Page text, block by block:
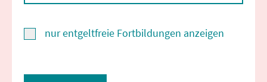
nur entgeltfreie Fortbildungen anzeigen